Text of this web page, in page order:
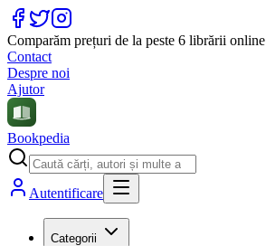
Comparăm prețuri de la peste 6 librării online
Contact
Despre noi
Ajutor
Bookpedia
Autentificare
Categorii